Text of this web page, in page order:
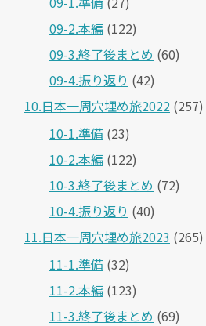
09-2.本編 (122)
09-3.終了後まとめ (60)
09-4.振り返り (42)
10.日本一周穴埋め旅2022 (257)
10-1.準備 (23)
10-2.本編 (122)
10-3.終了後まとめ (72)
10-4.振り返り (40)
11.日本一周穴埋め旅2023 (265)
11-1.準備 (32)
11-2.本編 (123)
11-3.終了後まとめ (69)